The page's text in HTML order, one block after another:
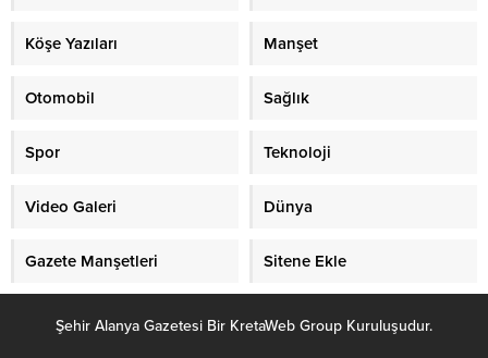
Köşe Yazıları Manşet
Otomobil Sağlık
Spor Teknoloji
Video Galeri Dünya
Gazete Manşetleri Sitene Ekle
Şehir Alanya Gazetesi Bir KretaWeb Group Kuruluşudur.